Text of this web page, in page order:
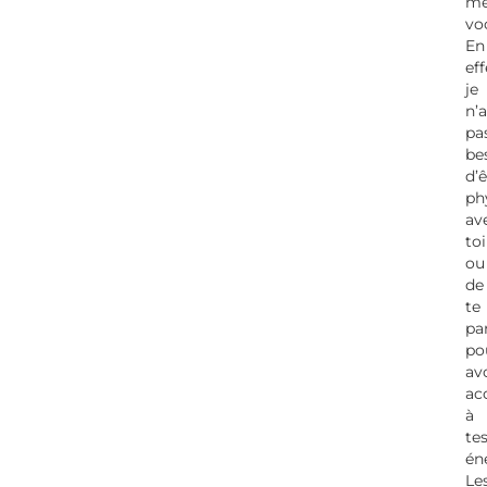
En
je
toi
ou
de
te
à
tes